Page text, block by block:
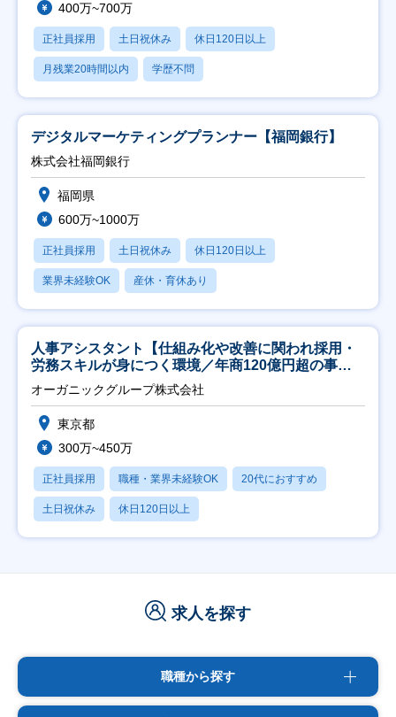
400万~700万
正社員採用 土日祝休み 休日120日以上
月残業20時間以内 学歴不問
デジタルマーケティングプランナー【福岡銀行】
株式会社福岡銀行
福岡県
600万~1000万
正社員採用 土日祝休み 休日120日以上
業界未経験OK 産休・育休あり
人事アシスタント【仕組み化や改善に関われ採用・
労務スキルが身につく環境／年商120億円超の事業
会社】
オーガニックグループ株式会社
東京都
300万~450万
正社員採用 職種・業界未経験OK 20代におすすめ
土日祝休み 休日120日以上
求人を探す
職種から探す